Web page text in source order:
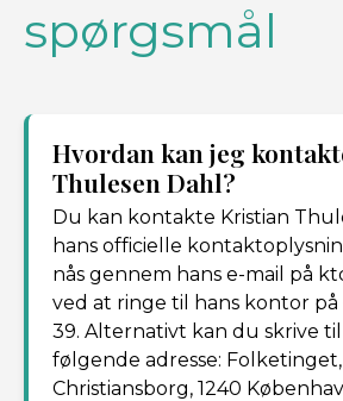
spørgsmål
Hvordan kan jeg
Thulesen Dahl?
Du kan kontakte Kristian
hans officielle
nås gennem hans e-mail på
ved at ringe til hans kontor på
39. Alternativt kan du skrive
følgende adresse: Folketinget,
Christiansborg, 1240